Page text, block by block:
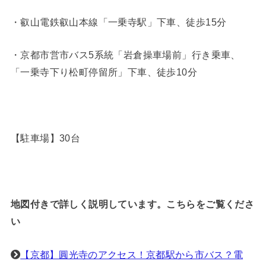
・叡山電鉄叡山本線「一乗寺駅」下車、徒歩15分
・京都市営市バス5系統「岩倉操車場前」行き乗車、
「一乗寺下り松町停留所」下車、徒歩10分
【駐車場】 30台
地図付きで詳しく説明しています。こちらをご覧くださ
い
【京都】圓光寺のアクセス！京都駅から市バス？電